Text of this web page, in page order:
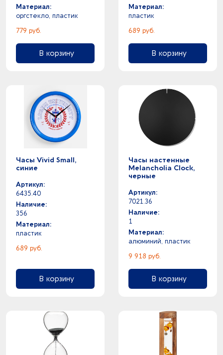
Материал:
оргстекло, пластик
779 руб.
В корзину
Материал:
пластик
689 руб.
В корзину
Часы Vivid Small,
синие
Артикул:
6435.40
Наличие:
356
Материал:
пластик
689 руб.
В корзину
Часы настенные
Melancholia Clock,
черные
Артикул:
7021.36
Наличие:
1
Материал:
алюминий, пластик
9 918 руб.
В корзину